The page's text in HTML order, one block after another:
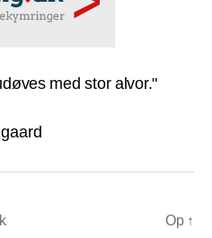
med stor alvor."
Op ↑